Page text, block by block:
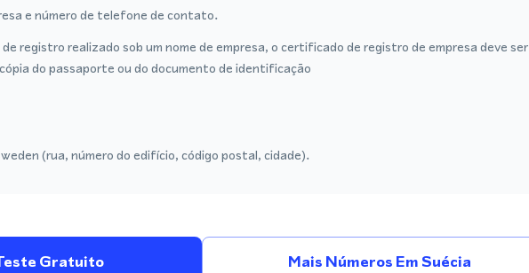
e número de telefone de contato.
registro realizado sob um nome de empresa, o certificado de registro de empresa deve ser
do passaporte ou do documento de identificação
(rua, número do edifício, código postal, cidade).
Gratuito Mais Números Em Suécia